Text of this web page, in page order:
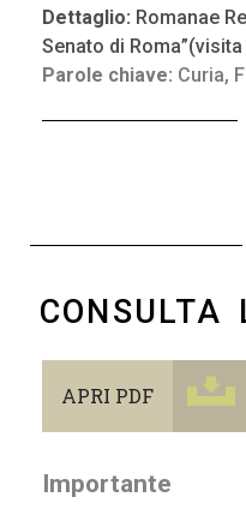
Dettaglio: Romanae
Senato di
Parole chiave: Curia,
CONSULTA
APRI PDF
Importante